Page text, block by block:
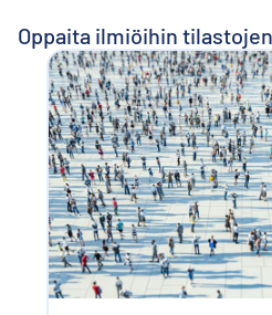
Oppaita ilmiöihin